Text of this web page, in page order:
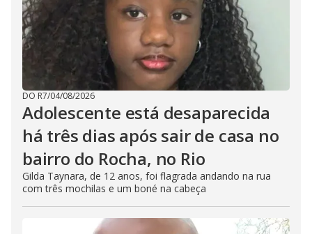
DO R7/04/08/2026
Adolescente está desaparecida
há três dias após sair de casa no
bairro do Rocha, no Rio
Gilda Taynara, de 12 anos, foi flagrada andando na rua
com três mochilas e um boné na cabeça